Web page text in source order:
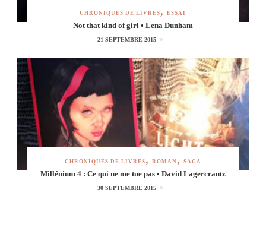
CHRONIQUES DE LIVRES ESSAI
Not that kind of girl • Lena Dunham
21 SEPTEMBRE 2015
CHRONIQUES DE LIVRES ROMAN SAGA
Millénium 4 : Ce qui ne me tue pas • David Lagercrantz
30 SEPTEMBRE 2015